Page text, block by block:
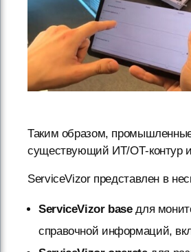
Таким образом,
существующий ИТ/ОТ-контур
ServiceVizor представлен в
ServiceVizor baseдля
справочной информаций,